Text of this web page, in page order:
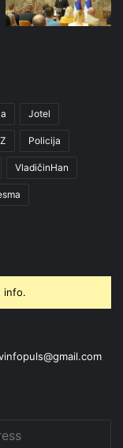
Jotel
Policija
VladičinHan
info.